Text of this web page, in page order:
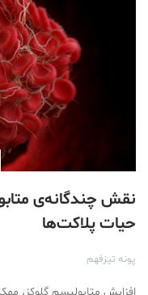
نقش چندگانه‌ی
حیات پلاکت‌ها
پونه تیزفهم